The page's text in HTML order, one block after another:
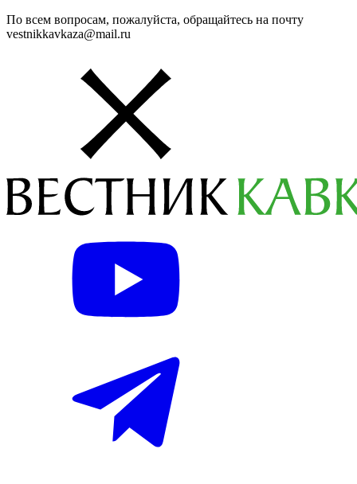
По всем вопросам, пожалуйста, обращайтесь на почту
vestnikkavkaza@mail.ru